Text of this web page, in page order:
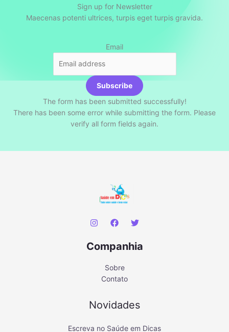
Sign up for Newsletter
Maecenas potenti ultrices, turpis eget turpis gravida.
Email
Subscribe
The form has been submitted successfully!
There has been some error while submitting the form. Please
verify all form fields again.
Companhia
Sobre
Contato
Novidades
Escreva no Saúde em Dicas